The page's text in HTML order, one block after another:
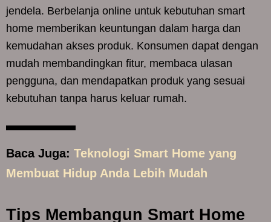
jendela. Berbelanja online untuk kebutuhan smart
home memberikan keuntungan dalam harga dan
kemudahan akses produk. Konsumen dapat dengan
mudah membandingkan fitur, membaca ulasan
pengguna, dan mendapatkan produk yang sesuai
kebutuhan tanpa harus keluar rumah.
Baca Juga: Teknologi Smart Home yang
Membuat Hidup Anda Lebih Mudah
Tips Membangun Smart Home